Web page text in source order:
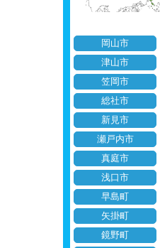
岡山市
津山市
笠岡市
総社市
新見市
瀬戸内市
真庭市
浅口市
早島町
矢掛町
鏡野町